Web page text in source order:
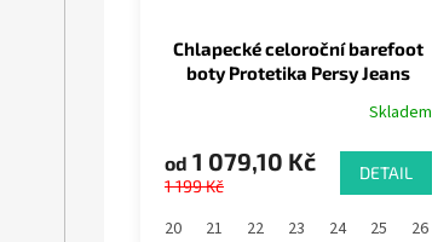
Chlapecké celoroční barefoot
boty Protetika Persy Jeans
Skladem
od 1 079,10 Kč
1 199 Kč
DETAIL
20 21 22 23 24 25 26